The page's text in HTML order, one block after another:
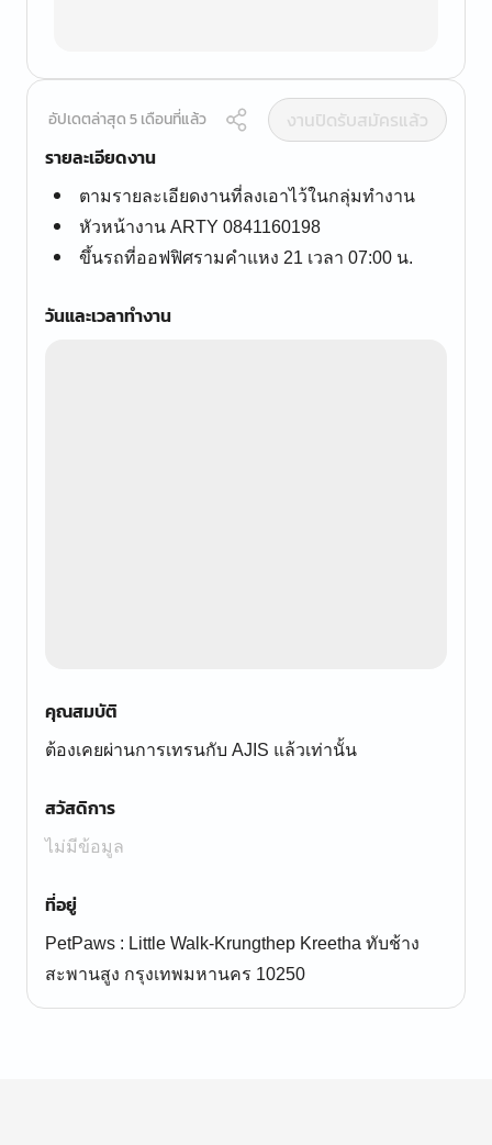
อัปเดตล่าสุด 5 เดือนที่แล้ว
งานปิดรับสมัครแล้ว
รายละเอียดงาน
ตามรายละเอียดงานที่ลงเอาไว้ในกลุ่มทำงาน
หัวหน้างาน ARTY 0841160198
ขึ้นรถที่ออฟฟิศรามคำแหง 21 เวลา 07:00 น.
วันและเวลาทำงาน
คุณสมบัติ
ต้องเคยผ่านการเทรนกับ AJIS แล้วเท่านั้น
สวัสดิการ
ไม่มีข้อมูล
ที่อยู่
PetPaws : Little Walk-Krungthep Kreetha ทับช้าง
สะพานสูง กรุงเทพมหานคร 10250